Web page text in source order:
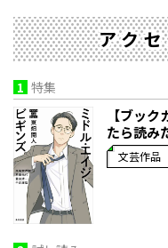
アク
1 特集
【ブッ
たら読み
文芸作品